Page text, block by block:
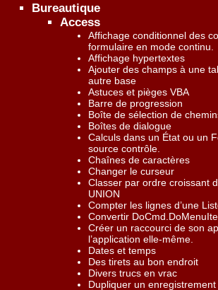
Bureautique
Access
Affichage conditionnel des
formulaire en mode continu.
Affichage hypertextes
Ajouter des champs à une
autre base
Astuces et pièges VBA
Barre de progression
Boîte de sélection de
Boîtes de dialogue
Calculs dans un État ou un
source contrôle.
Chaînes de caractères
Changer le curseur
Classer par ordre croissant
UNION
Compter les lignes d’une
Convertir
Créer un raccourci de son
l’application elle-même.
Dates et temps
Des tirets au bon endroit
Divers trucs en vrac
Dupliquer un enregistrement